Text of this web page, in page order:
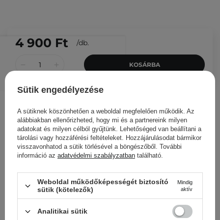
4 900 Ft /db.
KOSÁRBA
Más ügyfeleink ezeket is
Sütik engedélyezése
A sütiknek köszönhetően a weboldal megfelelően működik. Az
alábbiakban ellenőrizheted, hogy mi és a partnereink milyen
adatokat és milyen célból gyűjtünk. Lehetőséged van beállítani a
tárolási vagy hozzáférési feltételeket. Hozzájárulásodat bármikor
visszavonhatod a sütik törlésével a böngészőből. További
információ az adatvédelmi szabályzatban található.
Weboldal működőképességét biztosító
sütik (kötelezők)
Mindig
aktív
Analitikai sütik